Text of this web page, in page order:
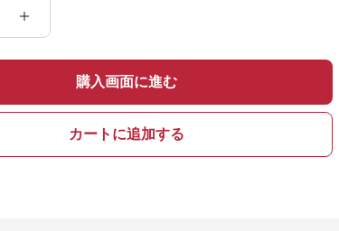
購入画面に進む
カートに追加する